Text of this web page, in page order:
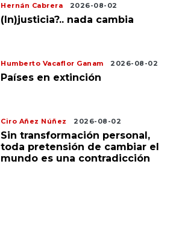
Hernán Cabrera 2026-08-02
(In)justicia?.. nada cambia
Humberto Vacaflor Ganam 2026-08-02
Países en extinción
Ciro Añez Núñez 2026-08-02
Sin transformación personal,
toda pretensión de cambiar el
mundo es una contradicción